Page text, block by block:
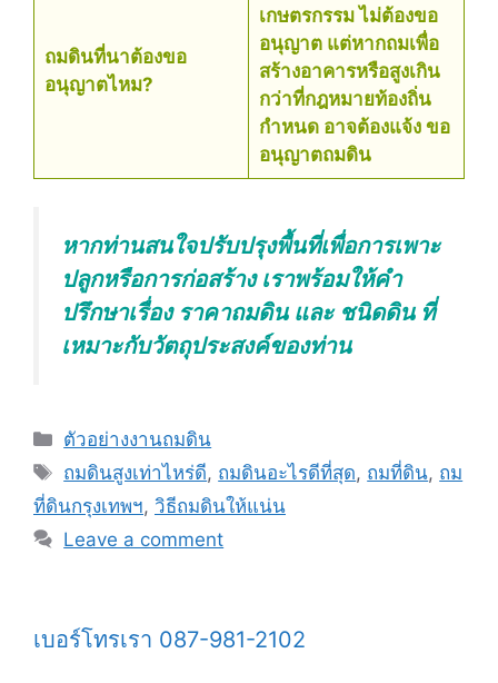
ถมดินที่นาต้องขอ
อนุญาตไหม?
เกษตรกรรม ไม่ต้องขอ
อนุญาต แต่หากถมเพื่อ
สร้างอาคารหรือสูงเกิน
กว่าที่กฎหมายท้องถิ่น
กำหนด อาจต้องแจ้ง ขอ
อนุญาตถมดิน
หากท่านสนใจปรับปรุงพื้นที่เพื่อการเพาะ
ปลูกหรือการก่อสร้าง เราพร้อมให้คำ
ปรึกษาเรื่อง ราคาถมดิน และ ชนิดดิน ที่
เหมาะกับวัตถุประสงค์ของท่าน
Categories
ตัวอย่างงานถมดิน
Tags
ถมดินสูงเท่าไหร่ดี, ถมดินอะไรดีที่สุด, ถมที่ดิน, ถม
ที่ดินกรุงเทพฯ, วิธีถมดินให้แน่น
Leave a comment
เบอร์โทรเรา 087-981-2102